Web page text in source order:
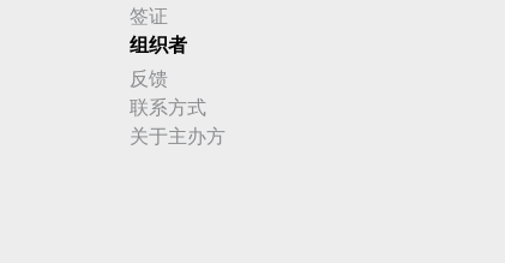
签证
组织者
反馈
联系方式
关于主办方